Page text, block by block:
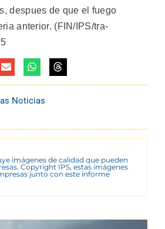
despues de que el fuego
anterior. (FIN/IPS/tra-
Noticias
imágenes de calidad que pueden
Copyright IPS, estas imágenes
junto con este informe